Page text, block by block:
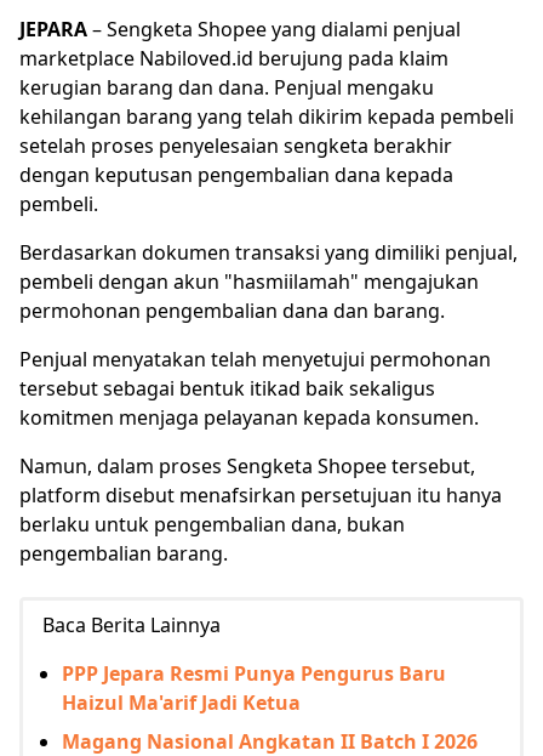
JEPARA– Sengketa Shopee yang dialami penjual
marketplace Nabiloved.id berujung pada klaim
kerugian barang dan dana. Penjual mengaku
kehilangan barang yang telah dikirim kepada pembeli
setelah proses penyelesaian sengketa berakhir
dengan keputusan pengembalian dana kepada
pembeli.
Berdasarkan dokumen transaksi yang dimiliki penjual,
pembeli dengan akun "hasmiilamah" mengajukan
permohonan pengembalian dana dan barang.
Penjual menyatakan telah menyetujui permohonan
tersebut sebagai bentuk itikad baik sekaligus
komitmen menjaga pelayanan kepada konsumen.
Namun, dalam proses Sengketa Shopee tersebut,
platform disebut menafsirkan persetujuan itu hanya
berlaku untuk pengembalian dana, bukan
pengembalian barang.
Baca Berita Lainnya
PPP Jepara Resmi Punya Pengurus Baru
Haizul Ma'arif Jadi Ketua
Magang Nasional Angkatan II Batch I 2026